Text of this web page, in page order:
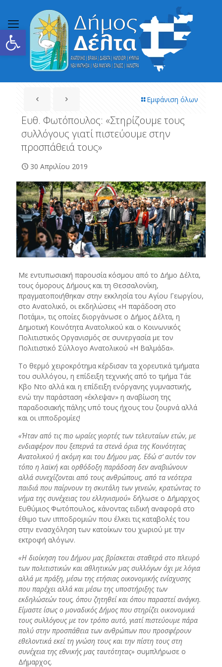
Ανοίξτε τη γραμμή εργαλείων
Εμφάνιση όλων
Ευθ. Φωτόπουλος: «Στηρίζουμε τους
συλλόγους γιατί πιστεύουμε στην
προσπάθειά τους»
30 Απριλίου 2019
Με εντυπωσιακή παρουσία κόσμου από το Δήμο Δέλτα,
τους όμορους Δήμους και τη Θεσσαλονίκη,
πραγματοποιήθηκαν στην εκκλησία του Αγίου Γεωργίου,
στο Ανατολικό, οι εκδηλώσεις «Η παράδοση στο
Ποτάμι», τις οποίες διοργάνωσε ο Δήμος Δέλτα, η
Δημοτική Κοινότητα Ανατολικού και ο Κοινωνικός
Πολιτιστικός Οργανισμός σε συνεργασία με τον
Πολιτιστικό Σύλλογο Ανατολικού «Η Βαλμάδα».
Το θερμό χειροκρότημα κέρδισαν τα χορευτικά τμήματα
του συλλόγου, η επίδειξη τεχνικής από το τμήμα Τάε
Κβο Ντο αλλά και η επίδειξη ενόργανης γυμναστικής,
ενώ την παράσταση «έκλεψαν» η αναβίωση της
παραδοσιακής πάλης υπό τους ήχους του ζουρνά αλλά
και οι ιπποδρομίες!
«Ήταν από τις πιο ωραίες γιορτές των τελευταίων ετών, με
ενδιαφέρον που ξεπερνά τα στενά όρια της Κοινότητας
Ανατολικού ή ακόμη και του Δήμου μας. Εδώ σ’ αυτόν τον
τόπο η λαϊκή και ορθόδοξη παράδοση δεν αναβιώνουν
αλλά συνεχίζονται από τους ανθρώπους, από τα νεότερα
παιδιά που παίρνουν τη σκυτάλη των γενεών, κρατώντας το
νήμα της συνέχειας του ελληνισμού» δήλωσε ο Δήμαρχος
Ευθύμιος Φωτόπουλος, κάνοντας ειδική αναφορά στο
έθιμο των ιπποδρομιών που έλκει τις καταβολές του
στην ενασχόληση των κατοίκων του χωριού με την
εκτροφή αλόγων.
«Η διοίκηση του Δήμου μας βρίσκεται σταθερά στο πλευρό
των πολιτιστικών και αθλητικών μας συλλόγων όχι με λόγια
αλλά με πράξη, μέσω της ετήσιας οικονομικής ενίσχυσης
που παρέχει αλλά και μέσω της υποστήριξης των
εκδηλώσεών τους, όπου ζητηθεί και όπου παραστεί ανάγκη.
Είμαστε ίσως ο μοναδικός Δήμος που στηρίζει οικονομικά
τους συλλόγους με τον τρόπο αυτό, γιατί πιστεύουμε πάρα
πολύ στην προσπάθεια των ανθρώπων που προσφέρουν
εθελοντικά εκεί τη γνώση τους και την πίστη τους στη
συνέχεια της εθνικής μας ταυτότητας» συμπλήρωσε ο
Δήμαρχος.